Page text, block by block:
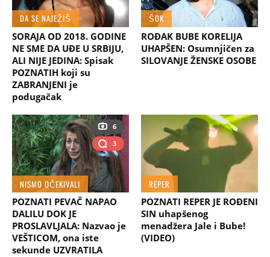
DA SE NAJEŽIŠ
SORAJA OD 2018. GODINE
NE SME DA UĐE U SRBIJU,
ALI NIJE JEDINA: Spisak
POZNATIH koji su
ZABRANJENI je
podugačak
ŠOK
ROĐAK BUBE KORELIJA
UHAPŠEN: Osumnjičen za
SILOVANJE ŽENSKE OSOBE
6
3
NISMO OČEKIVALI
POZNATI PEVAČ NAPAO
DALILU DOK JE
PROSLAVLJALA: Nazvao je
VEŠTICOM, ona iste
sekunde UZVRATILA
REPER
POZNATI REPER JE ROĐENI
SIN uhapšenog
menadžera Jale i Bube!
(VIDEO)